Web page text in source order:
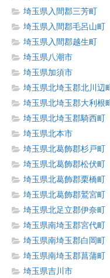
埼玉県入間郡三芳町
埼玉県入間郡毛呂山町
埼玉県入間郡越生町
埼玉県八潮市
埼玉県加須市
埼玉県北埼玉郡北川辺町
埼玉県北埼玉郡大利根町
埼玉県北埼玉郡騎西町
埼玉県北本市
埼玉県北葛飾郡杉戸町
埼玉県北葛飾郡松伏町
埼玉県北葛飾郡栗橋町
埼玉県北葛飾郡鷲宮町
埼玉県北足立郡伊奈町
埼玉県南埼玉郡宮代町
埼玉県南埼玉郡白岡町
埼玉県南埼玉郡菖蒲町
埼玉県吉川市